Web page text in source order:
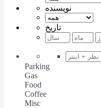
نویسنده
تاریخ
Parking
Gas
Food
Coffee
Misc